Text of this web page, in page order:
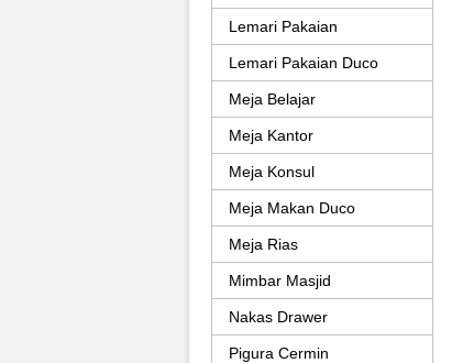
Lemari Pakaian
Lemari Pakaian Duco
Meja Belajar
Meja Kantor
Meja Konsul
Meja Makan Duco
Meja Rias
Mimbar Masjid
Nakas Drawer
Pigura Cermin